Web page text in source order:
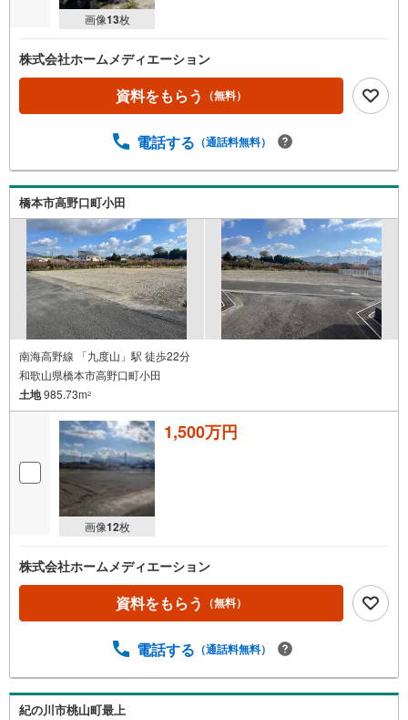
画像13枚
株式会社ホームメディエーション
資料をもらう （無料）
電話する （通話料無料）
橋本市高野口町小田
南海高野線 「九度山」駅 徒歩22分
和歌山県橋本市高野口町小田
土地985.73m2
画像12枚
1,500万円
株式会社ホームメディエーション
資料をもらう （無料）
電話する （通話料無料）
紀の川市桃山町最上